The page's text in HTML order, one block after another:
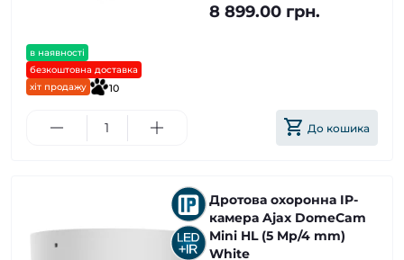
в наявності
безкоштовна доставка
хіт продажу
10
8 899.00 грн.
До кошика
Дротова охоронна IP-
камера Ajax DomeCam
Mini HL (5 Mp/4 mm)
White